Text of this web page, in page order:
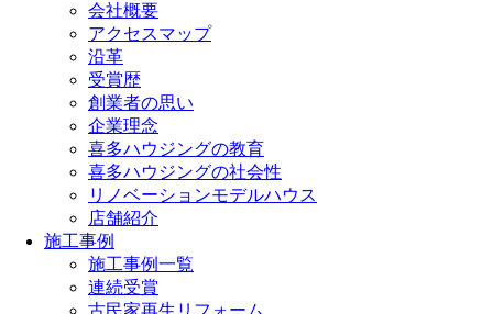
会社概要
アクセスマップ
沿革
受賞歴
創業者の思い
企業理念
喜多ハウジングの教育
喜多ハウジングの社会性
リノベーションモデルハウス
店舗紹介
施工事例
施工事例一覧
連続受賞
古民家再生リフォーム